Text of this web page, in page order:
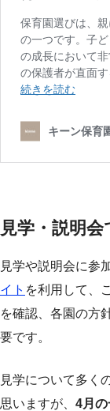
見学・説明会
見学や説明会に参
イト を利用して、
を確認、各園の方
要です。
見学について多く
思いますが、 4月